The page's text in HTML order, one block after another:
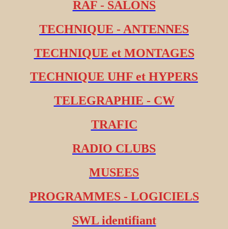
RAF - SALONS
TECHNIQUE - ANTENNES
TECHNIQUE et MONTAGES
TECHNIQUE UHF et HYPERS
TELEGRAPHIE - CW
TRAFIC
RADIO CLUBS
MUSEES
PROGRAMMES - LOGICIELS
SWL identifiant